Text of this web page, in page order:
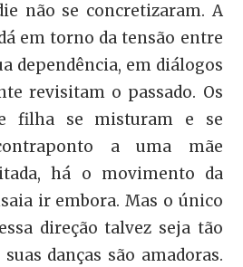
não se concretizaram. A
em torno da tensão entre
dependência, em diálogos
revisitam o passado. Os
filha se misturam e se
a uma mãe
há o movimento da
ir embora. Mas o único
direção talvez seja tão
danças são amadoras.